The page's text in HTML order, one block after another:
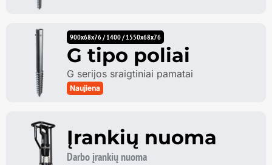
900x68x76 / 1400 / 1550x68x76
G tipo poliai
G serijos sraigtiniai pamatai
Naujiena
Įrankių nuoma
Darbo įrankių nuoma